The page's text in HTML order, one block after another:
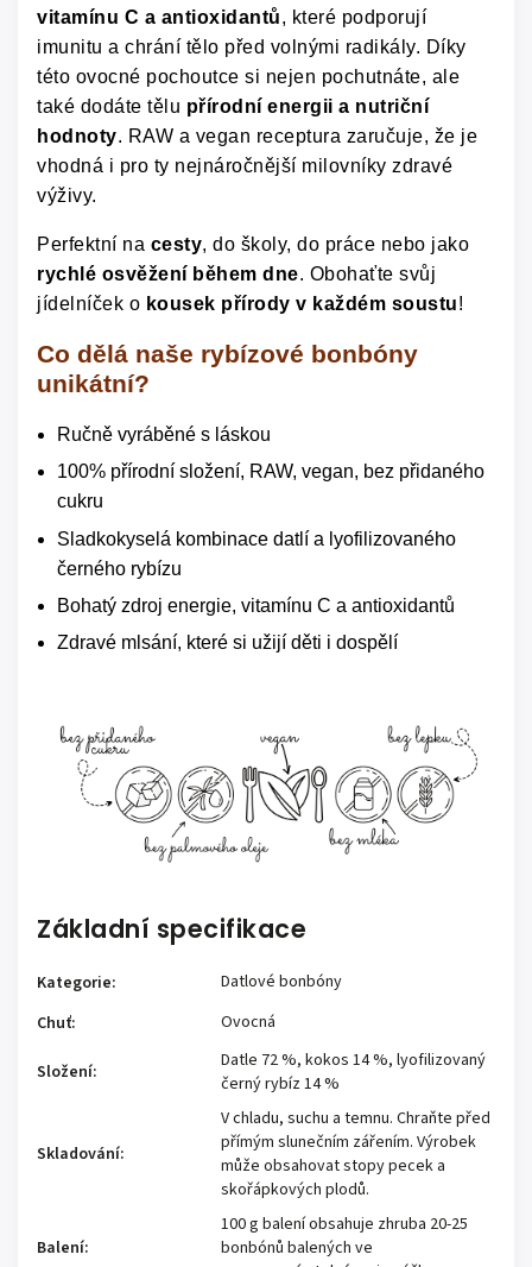
vitamínu C a antioxidantů, které podporují
imunitu a chrání tělo před volnými radikály. Díky
této ovocné pochoutce si nejen pochutnáte, ale
také dodáte tělu přírodní energii a nutriční
hodnoty. RAW a vegan receptura zaručuje, že je
vhodná i pro ty nejnáročnější milovníky zdravé
výživy.
Perfektní na cesty, do školy, do práce nebo jako
rychlé osvěžení během dne. Obohaťte svůj
jídelníček o kousek přírody v každém soustu!
Co dělá naše rybízové bonbóny
unikátní?
Ručně vyráběné s láskou
100% přírodní složení, RAW, vegan, bez přidaného
cukru
Sladkokyselá kombinace datlí a lyofilizovaného
černého rybízu
Bohatý zdroj energie, vitamínu C a antioxidantů
Zdravé mlsání, které si užijí děti i dospělí
Základní specifikace
Kategorie:
Datlové bonbóny
Chuť: Ovocná
Složení:
Datle 72 %, kokos 14 %, lyofilizovaný
černý rybíz 14 %
Skladování:
V chladu, suchu a temnu. Chraňte před
přímým slunečním zářením. Výrobek
může obsahovat stopy pecek a
skořápkových plodů.
Balení:
100 g balení obsahuje zhruba 20-25
bonbónů balených ve